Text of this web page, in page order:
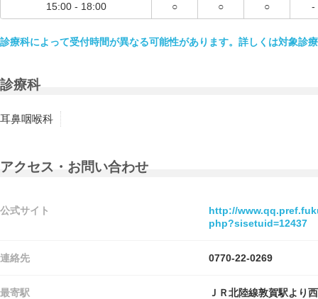
15:00 - 18:00 ○ ○ ○ -
診療科によって受付時間が異なる可能性があります。詳しくは対象診
診療科
耳鼻咽喉科
アクセス・お問い合わせ
公式サイト
http://
php?sisetuid=12437
連絡先 0770-22-0269
最寄駅
ＪＲ北陸線敦賀駅より